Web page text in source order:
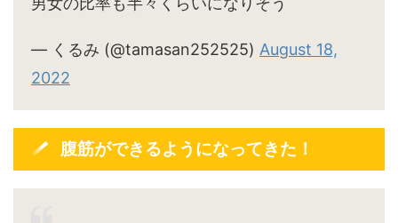
— くるみ (@tamasan252525) August 18,
2022
腹筋ができるようになってきた！